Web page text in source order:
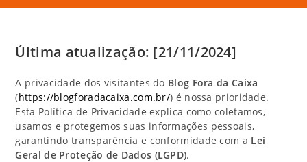
Última atualização: [21/11/2024]
A privacidade dos visitantes do Blog Fora da Caixa
(https://blogforadacaixa.com.br/) é nossa prioridade.
Esta Política de Privacidade explica como coletamos,
usamos e protegemos suas informações pessoais,
garantindo transparência e conformidade com a Lei
Geral de Proteção de Dados (LGPD).